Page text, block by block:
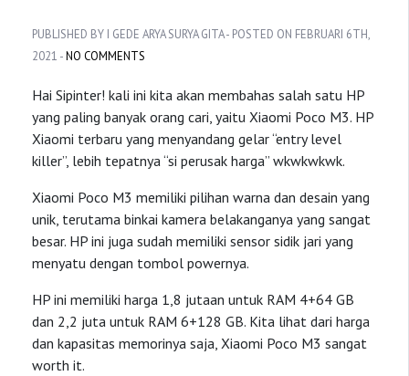
PUBLISHED BY I GEDE ARYA SURYA GITA - POSTED ON FEBRUARI 6TH,
2021 -NO COMMENTS
Hai Sipinter! kali ini kita akan membahas salah satu HP
yang paling banyak orang cari, yaitu Xiaomi Poco M3. HP
Xiaomi terbaru yang menyandang gelar “entry level
killer”, lebih tepatnya “si perusak harga” wkwkwkwk.
Xiaomi Poco M3 memiliki pilihan warna dan desain yang
unik, terutama binkai kamera belakanganya yang sangat
besar. HP ini juga sudah memiliki sensor sidik jari yang
menyatu dengan tombol powernya.
HP ini memiliki harga 1,8 jutaan untuk RAM 4+64 GB
dan 2,2 juta untuk RAM 6+128 GB. Kita lihat dari harga
dan kapasitas memorinya saja, Xiaomi Poco M3 sangat
worth it.